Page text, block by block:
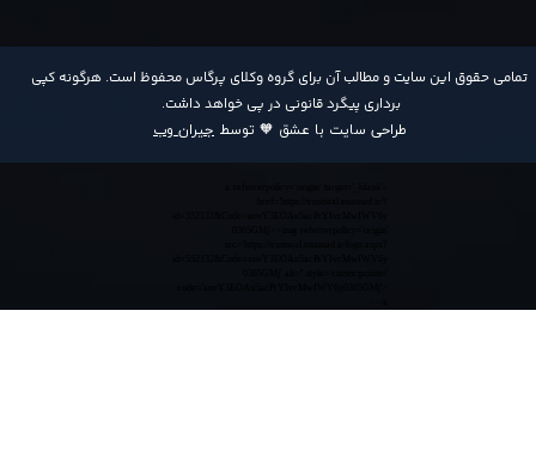
​تمامی حقوق این سایت و مطالب آن برای گروه وکلای پرگاس محفوظ است. هرگونه کپی
برداری پیگرد قانونی در پی خواهد داشت​​​​​​​.
طراحی سایت با عشق 🧡 توسط جیران وب